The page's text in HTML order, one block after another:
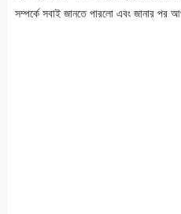
সম্পর্কে সবাই জানতে পারলো এবং জানার